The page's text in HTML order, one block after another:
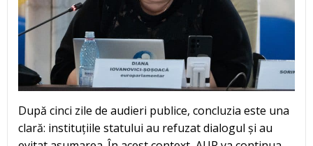
După cinci zile de audieri publice, concluzia este una
clară: instituțiile statului au refuzat dialogul și au